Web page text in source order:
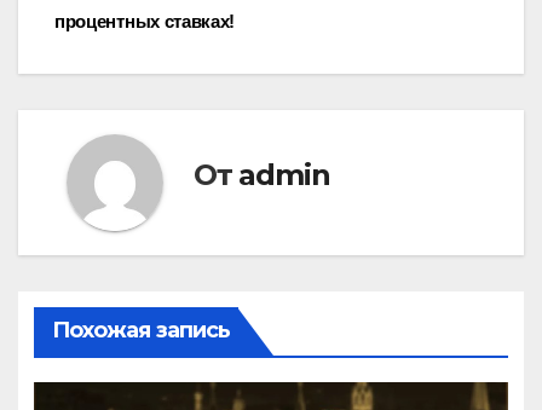
процентных ставках!
От admin
Похожая запись